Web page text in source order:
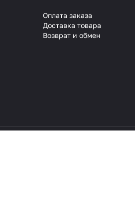
Оплата заказа
Доставка товара
Возврат и обмен